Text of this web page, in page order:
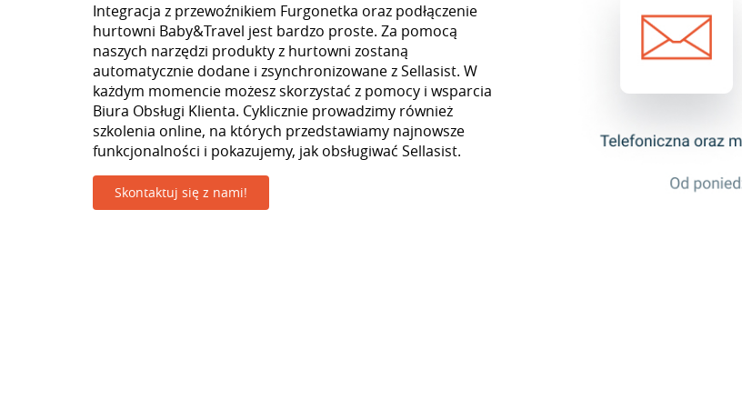
Integracja z przewoźnikiem Furgonetka oraz podłączenie
hurtowni Baby&Travel jest bardzo proste. Za pomocą
naszych narzędzi produkty z hurtowni zostaną
automatycznie dodane i zsynchronizowane z Sellasist. W
każdym momencie możesz skorzystać z pomocy i wsparcia
Biura Obsługi Klienta. Cyklicznie prowadzimy również
szkolenia online, na których przedstawiamy najnowsze
funkcjonalności i pokazujemy, jak obsługiwać Sellasist.
Skontaktuj się z nami!